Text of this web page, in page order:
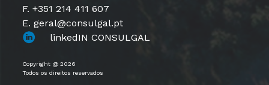
F. +351 214 411 607
E. geral@consulgal.pt
linkedIN CONSULGAL
Copyright @ 2026
Todos os direitos reservados